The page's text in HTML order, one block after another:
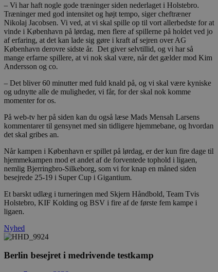
– Vi har haft nogle gode træninger siden nederlaget i Holstebro.
Træninger med god intensitet og højt tempo, siger cheftræner
Nikolaj Jacobsen. Vi ved, at vi skal spille op til vort allerbedste for at
vinde i København på lørdag, men flere af spillerne på holdet ved jo
af erfaring, at det kan lade sig gøre i kraft af sejren over AG
København derovre sidste år. Det giver selvtillid, og vi har så
mange erfarne spillere, at vi nok skal være, når det gælder mod Kim
Andersson og co.
– Det bliver 60 minutter med fuld knald på, og vi skal være kyniske
og udnytte alle de muligheder, vi får, for der skal nok komme
momenter for os.
På web-tv her på siden kan du også læse Mads Mensah Larsens
kommentarer til gensynet med sin tidligere hjemmebane, og hvordan
det skal gribes an.
Når kampen i København er spillet på lørdag, er der kun fire dage til
hjemmekampen mod et andet af de forventede tophold i ligaen,
nemlig Bjerringbro-Silkeborg, som vi for knap en måned siden
besejrede 25-19 i Super Cup i Gigantium.
Et barskt udlæg i turneringen med Skjern Håndbold, Team Tvis
Holstebro, KIF Kolding og BSV i fire af de første fem kampe i
ligaen.
Nyhed
Berlin besejret i medrivende testkamp